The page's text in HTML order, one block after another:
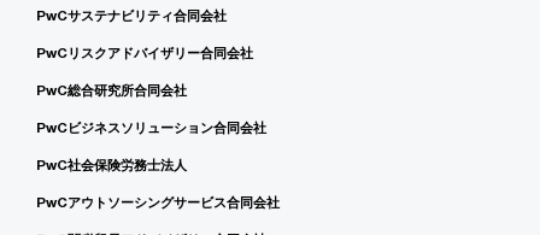
PwCサステナビリティ合同会社
PwCリスクアドバイザリー合同会社
PwC総合研究所合同会社
PwCビジネスソリューション合同会社
PwC社会保険労務士法人
PwCアウトソーシングサービス合同会社